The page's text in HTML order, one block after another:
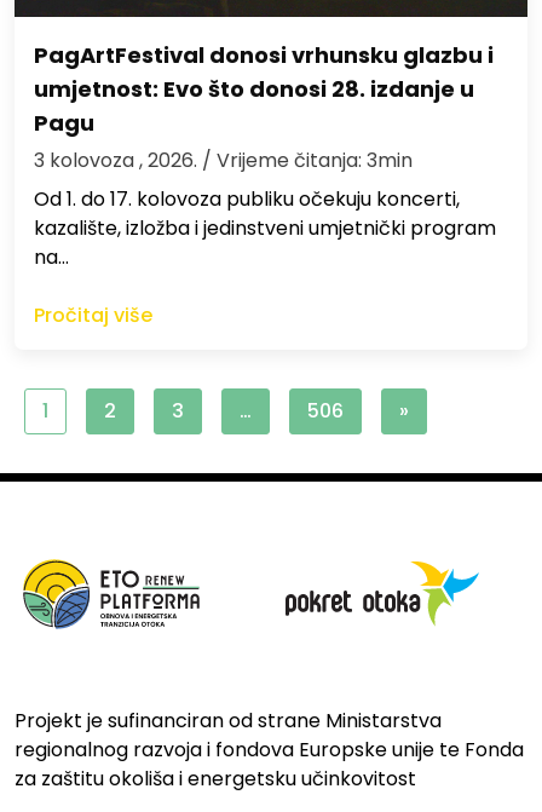
PagArtFestival donosi vrhunsku glazbu i
umjetnost: Evo što donosi 28. izdanje u
Pagu
3 kolovoza , 2026. / Vrijeme čitanja: 3min
Od 1. do 17. kolovoza publiku očekuju koncerti,
kazalište, izložba i jedinstveni umjetnički program
na…
Pročitaj više
1 2 3 … 506 »
Projekt je sufinanciran od strane Ministarstva
regionalnog razvoja i fondova Europske unije te Fonda
za zaštitu okoliša i energetsku učinkovitost